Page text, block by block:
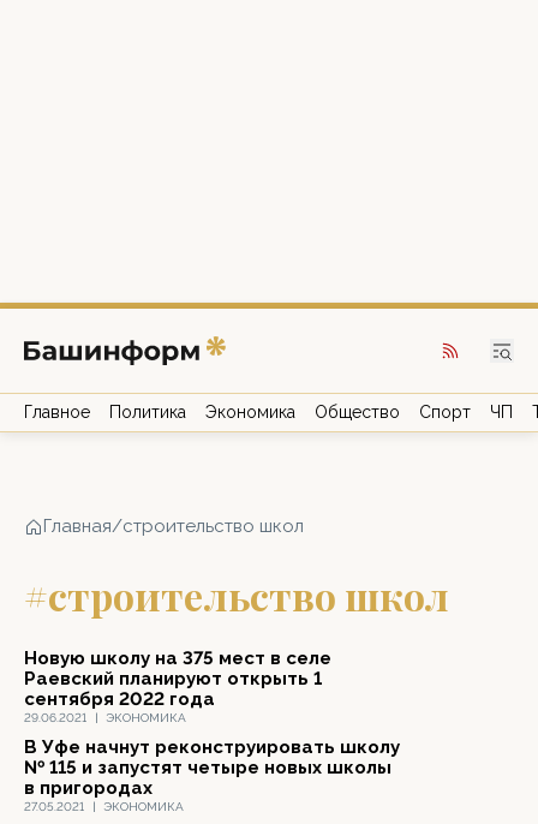
Главное Политика Экономика Общество Спорт ЧП
Главная/строительство школ
#строительство школ
29.06.2021 | ЭКОНОМИКА
Новую школу на 375 мест в селе
Раевский планируют открыть 1
сентября 2022 года
27.05.2021 | ЭКОНОМИКА
В Уфе начнут реконструировать школу
№ 115 и запустят четыре новых школы
в пригородах